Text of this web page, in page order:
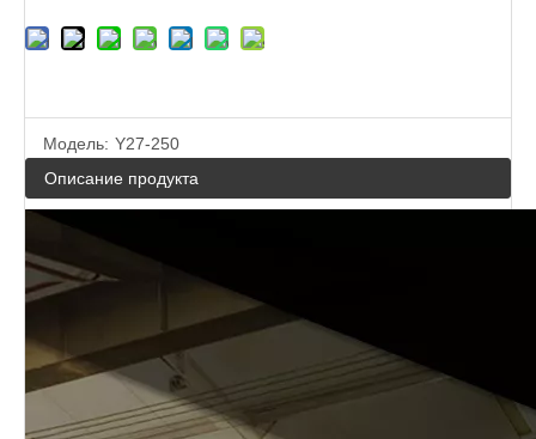
Модель: Y27-250
Описание продукта